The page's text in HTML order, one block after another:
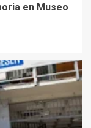
en Museo